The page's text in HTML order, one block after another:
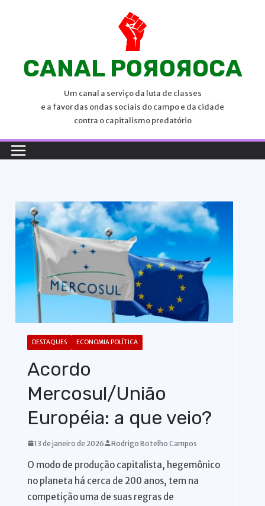
CANAL POЯOЯOCA
Um canal a serviço da luta de classes
e a favor das ondas sociais do campo e da cidade
contra o capitalismo predatório
DESTAQUES ECONOMIA POLÍTICA
Acordo
Mercosul/União
Européia: a que veio?
13 de janeiro de 2026 Rodrigo Botelho Campos
O modo de produção capitalista, hegemônico
no planeta há cerca de 200 anos, tem na
competição uma de suas regras de